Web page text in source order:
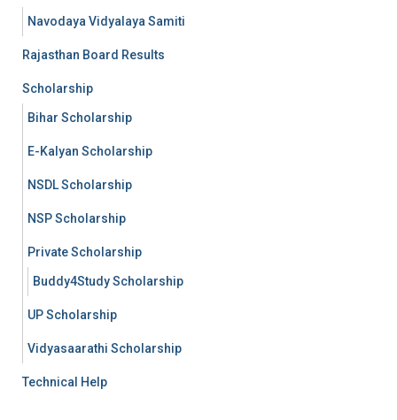
Navodaya Vidyalaya Samiti
Rajasthan Board Results
Scholarship
Bihar Scholarship
E-Kalyan Scholarship
NSDL Scholarship
NSP Scholarship
Private Scholarship
Buddy4Study Scholarship
UP Scholarship
Vidyasaarathi Scholarship
Technical Help